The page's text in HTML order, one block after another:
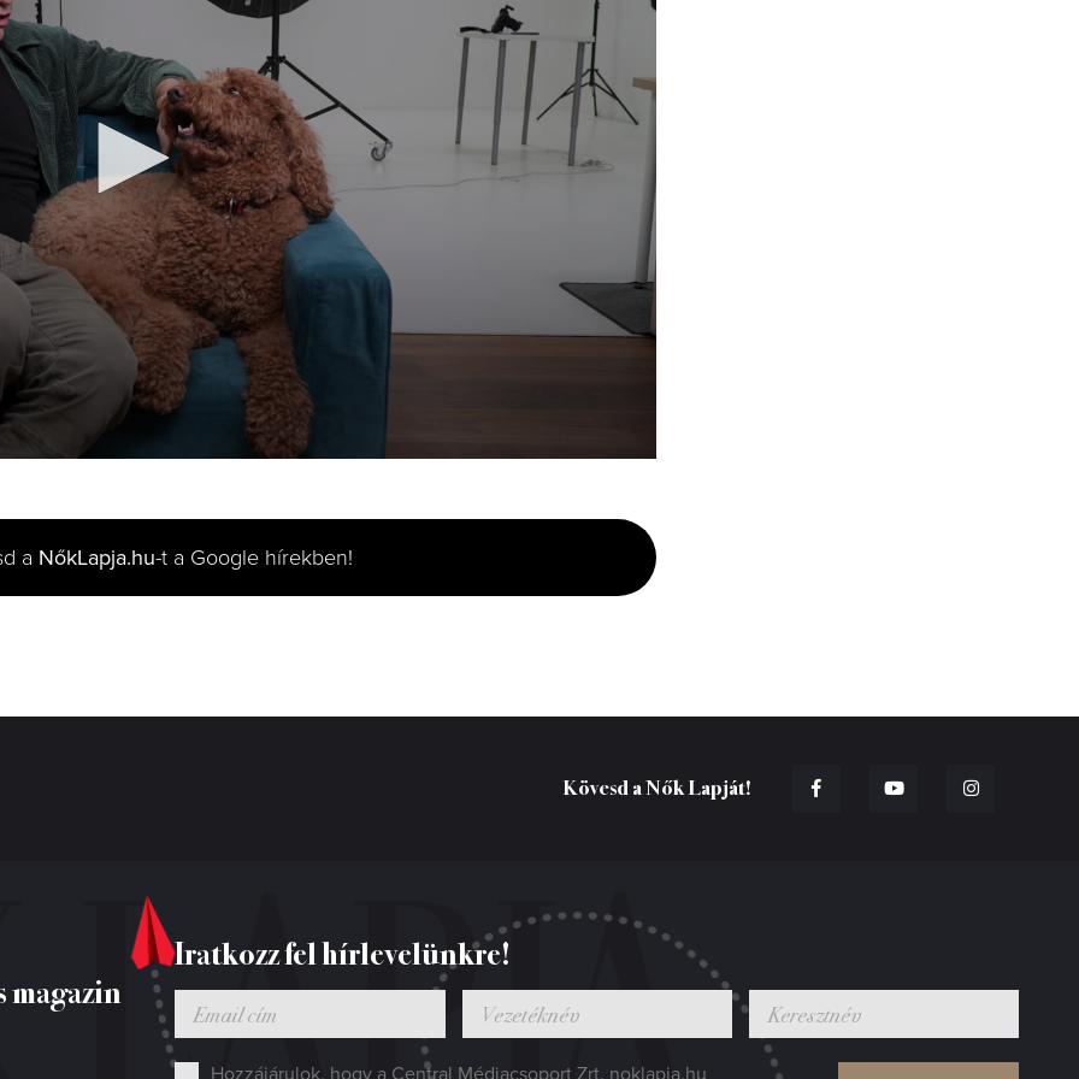
a NőkLapja.hu-t a Google hírekben!
Kövesd a Nők Lapját!
Iratkozz fel hírlevelünkre!
Hozzájárulok, hogy a Central Médiacsoport Zrt. noklapja.hu